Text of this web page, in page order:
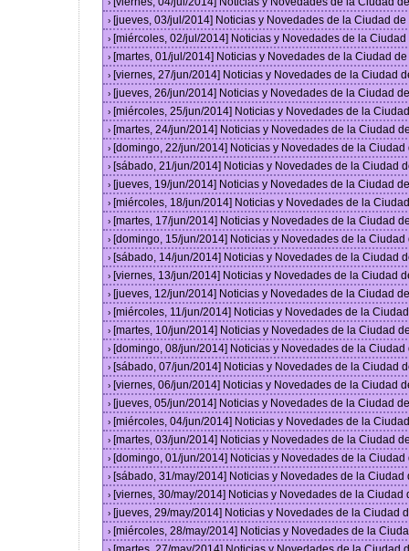
›
› [jueves, 03/jul/2014] Noticias y Novedades de la Ciudad
› [miércoles, 02/jul/2014] Noticias y Novedades de la
› [martes, 01/jul/2014] Noticias y Novedades de la Ciudad
› [viernes, 27/jun/2014] Noticias y Novedades de la Ciudad
› [jueves, 26/jun/2014] Noticias y Novedades de la Ciudad
› [miércoles, 25/jun/2014] Noticias y Novedades de la
› [martes, 24/jun/2014] Noticias y Novedades de la Ciudad
› [domingo, 22/jun/2014] Noticias y Novedades de la
› [sábado, 21/jun/2014] Noticias y Novedades de la Ciudad
› [jueves, 19/jun/2014] Noticias y Novedades de la Ciudad
› [miércoles, 18/jun/2014] Noticias y Novedades de la
› [martes, 17/jun/2014] Noticias y Novedades de la Ciudad
› [domingo, 15/jun/2014] Noticias y Novedades de la
› [sábado, 14/jun/2014] Noticias y Novedades de la Ciudad
› [viernes, 13/jun/2014] Noticias y Novedades de la Ciudad
› [jueves, 12/jun/2014] Noticias y Novedades de la Ciudad
› [miércoles, 11/jun/2014] Noticias y Novedades de la
› [martes, 10/jun/2014] Noticias y Novedades de la Ciudad
› [domingo, 08/jun/2014] Noticias y Novedades de la
› [sábado, 07/jun/2014] Noticias y Novedades de la Ciudad
› [viernes, 06/jun/2014] Noticias y Novedades de la Ciudad
› [jueves, 05/jun/2014] Noticias y Novedades de la Ciudad
› [miércoles, 04/jun/2014] Noticias y Novedades de la
› [martes, 03/jun/2014] Noticias y Novedades de la Ciudad
› [domingo, 01/jun/2014] Noticias y Novedades de la
› [sábado, 31/may/2014] Noticias y Novedades de la
› [viernes, 30/may/2014] Noticias y Novedades de la
› [jueves, 29/may/2014] Noticias y Novedades de la Ciudad
› [miércoles, 28/may/2014] Noticias y Novedades de la